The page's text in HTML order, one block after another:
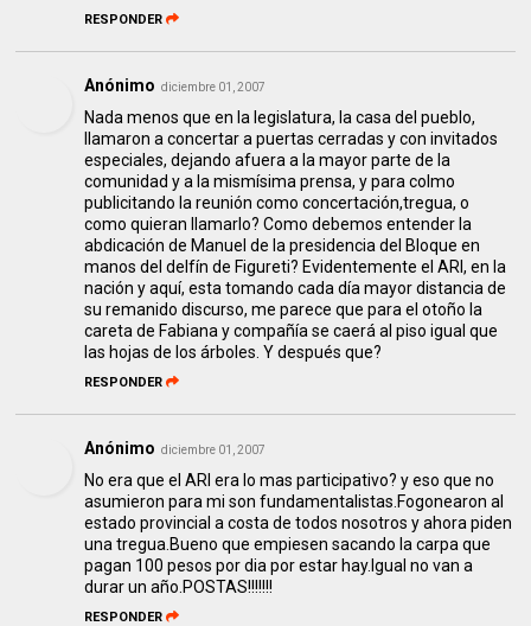
RESPONDER
Anónimo diciembre 01, 2007
Nada menos que en la legislatura, la casa del pueblo,
llamaron a concertar a puertas cerradas y con invitados
especiales, dejando afuera a la mayor parte de la
comunidad y a la mismísima prensa, y para colmo
publicitando la reunión como concertación,tregua, o
como quieran llamarlo? Como debemos entender la
abdicación de Manuel de la presidencia del Bloque en
manos del delfín de Figureti? Evidentemente el ARI, en la
nación y aquí, esta tomando cada día mayor distancia de
su remanido discurso, me parece que para el otoño la
careta de Fabiana y compañía se caerá al piso igual que
las hojas de los árboles. Y después que?
RESPONDER
Anónimo diciembre 01, 2007
No era que el ARI era lo mas participativo? y eso que no
asumieron para mi son fundamentalistas.Fogonearon al
estado provincial a costa de todos nosotros y ahora piden
una tregua.Bueno que empiesen sacando la carpa que
pagan 100 pesos por dia por estar hay.Igual no van a
durar un año.POSTAS!!!!!!!
RESPONDER